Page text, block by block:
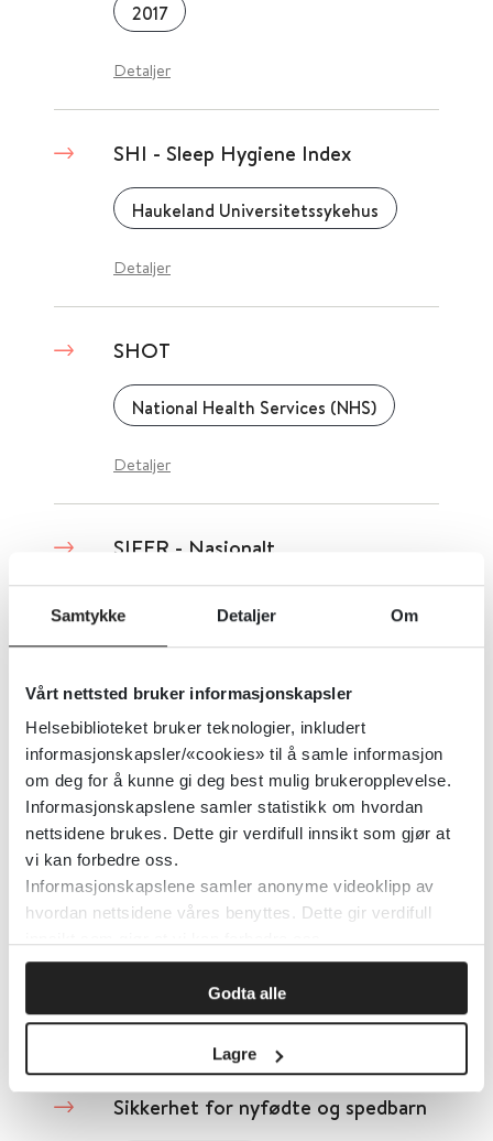
Samtykke Detaljer Om
Vårt nettsted bruker informasjonskapsler
Helsebiblioteket bruker teknologier, inkludert
informasjonskapsler/«cookies» til å samle informasjon
om deg for å kunne gi deg best mulig brukeropplevelse.
Informasjonskapslene samler statistikk om hvordan
nettsidene brukes. Dette gir verdifull innsikt som gjør at
vi kan forbedre oss.
Informasjonskapslene samler anonyme videoklipp av
hvordan nettsidene våres benyttes. Dette gir verdifull
Godta alle
Lagre
2017
Detaljer
SHI - Sleep Hygiene Index
Haukeland Universitetssykehus
Detaljer
SHOT
National Health Services (NHS)
Detaljer
SIFER - Nasjonalt
kompetansesenternettverk for
sikkerhetspsykiatri,
fengselspsykiatri og rettspsykiatri
Detaljer
Sigdcellesykdom -
Handlingsprogram for barn med
sigdcellesykdom
2020
Detaljer
Sikkerhet for nyfødte og spedbarn